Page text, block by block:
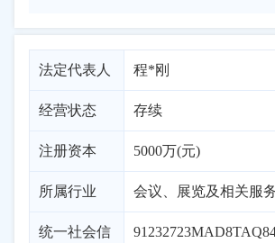
法定代表人 程*刚
经营状态 存续
注册资本 5000万(元)
所属行业 会议、展览及相关服
统一社会信